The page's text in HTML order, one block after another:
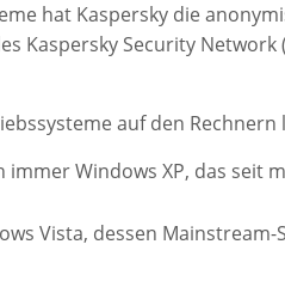
hat Kaspersky die
Kaspersky Security Network
auf den Rechnern
Windows XP, das seit
Vista, dessen